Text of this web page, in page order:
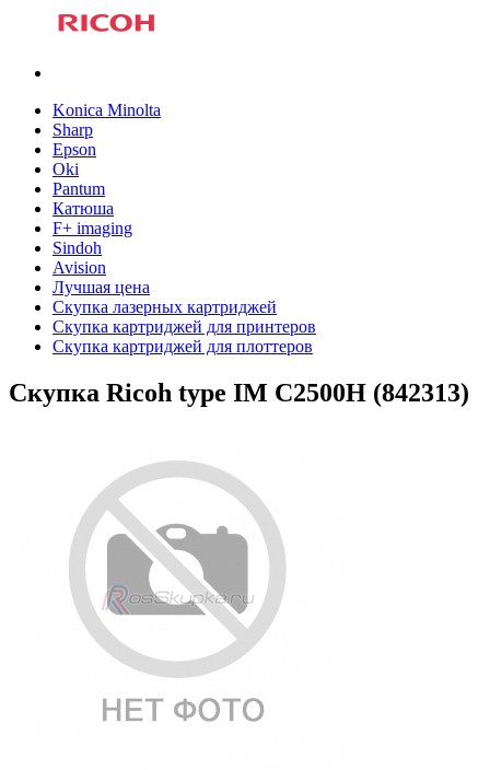
Konica Minolta
Sharp
Epson
Oki
Pantum
Катюша
F+ imaging
Sindoh
Avision
Лучшая цена
Скупка лазерных картриджей
Скупка картриджей для принтеров
Скупка картриджей для плоттеров
Скупка Ricoh type IM C2500H (842313)